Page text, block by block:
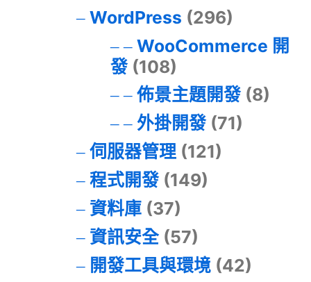
WordPress (296)
WooCommerce 開
發(108)
佈景主題開發(8)
外掛開發(71)
伺服器管理(121)
程式開發(149)
資料庫(37)
資訊安全(57)
開發工具與環境(42)